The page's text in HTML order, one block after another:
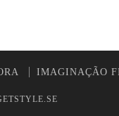
IMAGINAÇÃO